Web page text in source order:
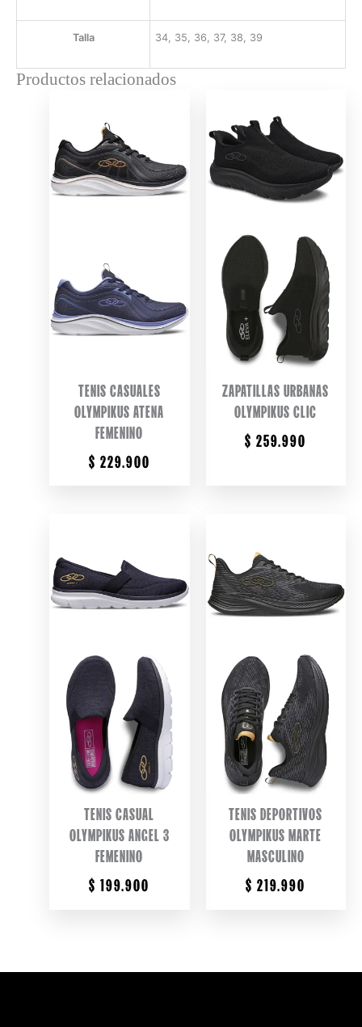
Talla 34, 35, 36, 37, 38, 39
Productos relacionados
TENIS CASUALES
OLYMPIKUS ATENA
FEMENINO
$ 229.900
ZAPATILLAS URBANAS
OLYMPIKUS CLIC
$ 259.990
TENIS CASUAL
OLYMPIKUS ANGEL 3
FEMENINO
$ 199.900
TENIS DEPORTIVOS
OLYMPIKUS MARTE
MASCULINO
$ 219.990